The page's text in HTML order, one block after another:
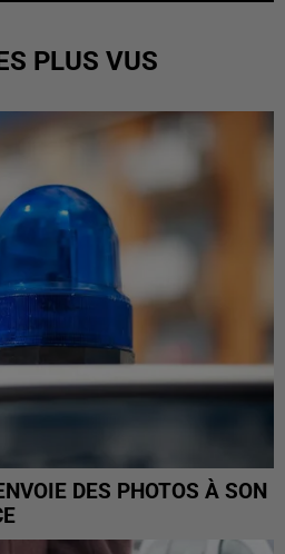
PLUS VUS
DES PHOTOS À SON